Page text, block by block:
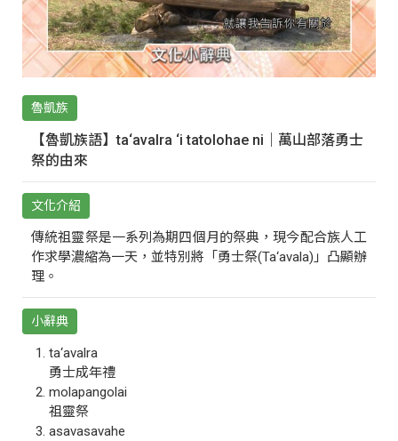
魯凱族
【魯凱族語】ta‘avalra ‘i tatolohae ni｜萬山部落勇士
祭的由來
文化介紹
傳統祖靈祭是一系列為期四個月的祭典，現今配合族人工
作求學濃縮為一天，並特別將「勇士祭(Ta‘avala)」凸顯辦
理。
小辭典
ta‘avalra
勇士成年禮
molapangolai
祖靈祭
asavasavahe